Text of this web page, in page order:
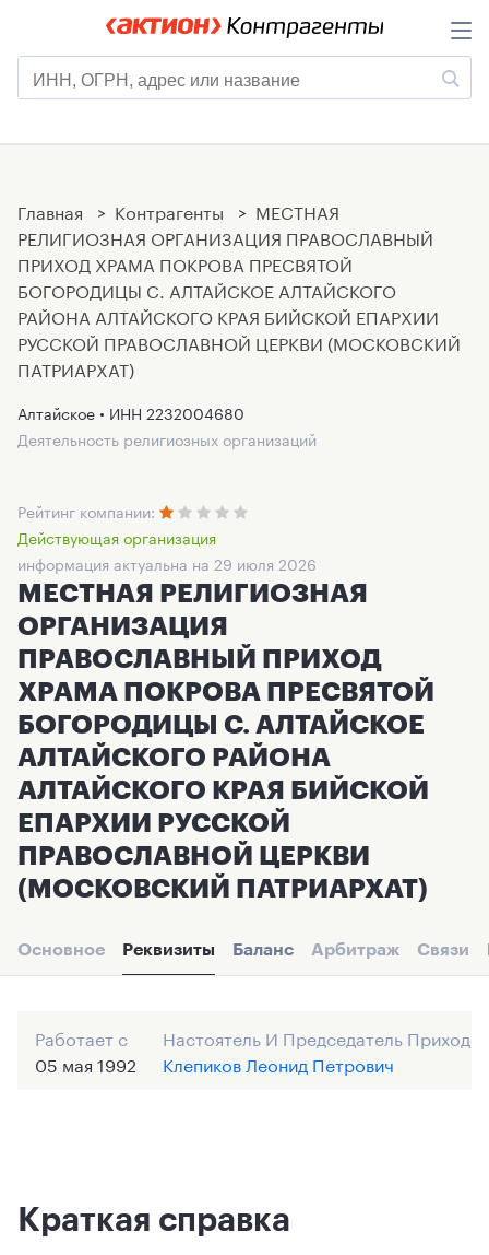
Главная > Контрагенты > МЕСТНАЯ
РЕЛИГИОЗНАЯ ОРГАНИЗАЦИЯ ПРАВОСЛАВНЫЙ
ПРИХОД ХРАМА ПОКРОВА ПРЕСВЯТОЙ
БОГОРОДИЦЫ С. АЛТАЙСКОЕ АЛТАЙСКОГО
РАЙОНА АЛТАЙСКОГО КРАЯ БИЙСКОЙ ЕПАРХИИ
РУССКОЙ ПРАВОСЛАВНОЙ ЦЕРКВИ (МОСКОВСКИЙ
ПАТРИАРХАТ)
Алтайское • ИНН 2232004680
Деятельность религиозных организаций
Рейтинг компании:
Действующая организация
информация актуальна на 29 июля 2026
МЕСТНАЯ РЕЛИГИОЗНАЯ
ОРГАНИЗАЦИЯ
ПРАВОСЛАВНЫЙ ПРИХОД
ХРАМА ПОКРОВА ПРЕСВЯТОЙ
БОГОРОДИЦЫ С. АЛТАЙСКОЕ
АЛТАЙСКОГО РАЙОНА
АЛТАЙСКОГО КРАЯ БИЙСКОЙ
ЕПАРХИИ РУССКОЙ
ПРАВОСЛАВНОЙ ЦЕРКВИ
(МОСКОВСКИЙ ПАТРИАРХАТ)
Основное Реквизиты Баланс Арбитраж Связи
Работает с
05 мая 1992
Настоятель И Председатель
Клепиков Леонид Петрович
Краткая справка